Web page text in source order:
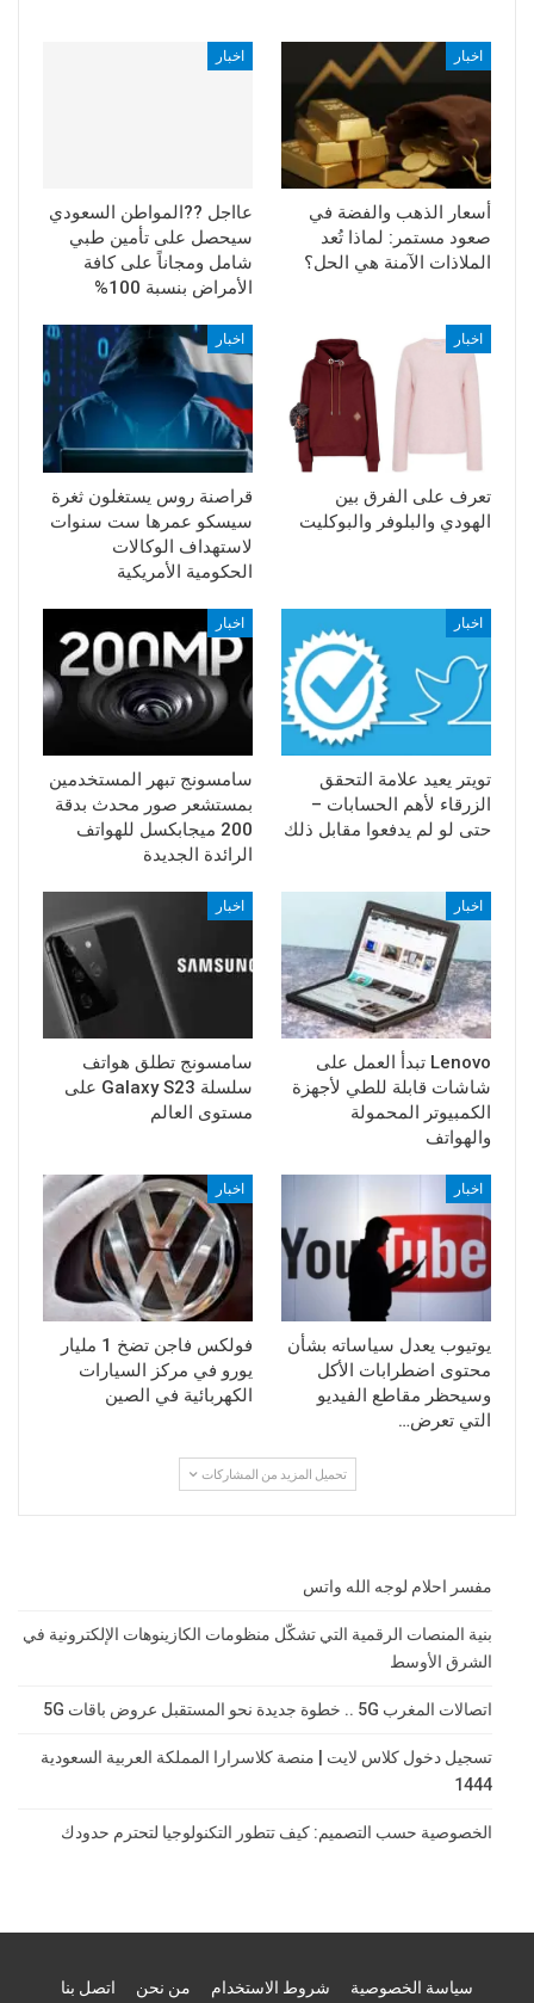
اخبار
أسعار الذهب والفضة في
صعود مستمر: لماذا تُعد
الملاذات الآمنة هي الحل؟
اخبار
عااجل ??المواطن السعودي
سيحصل على تأمين طبي
شامل ومجاناً على كافة
الأمراض بنسبة 100%
اخبار
تعرف على الفرق بين
الهودي والبلوفر والبوكليت
اخبار
قراصنة روس يستغلون ثغرة
سيسكو عمرها ست سنوات
لاستهداف الوكالات
الحكومية الأمريكية
اخبار
تويتر يعيد علامة التحقق
الزرقاء لأهم الحسابات –
حتى لو لم يدفعوا مقابل ذلك
اخبار
سامسونج تبهر المستخدمين
بمستشعر صور محدث بدقة
200 ميجابكسل للهواتف
الرائدة الجديدة
اخبار
Lenovo تبدأ العمل على
شاشات قابلة للطي لأجهزة
الكمبيوتر المحمولة
والهواتف
اخبار
سامسونج تطلق هواتف
سلسلة Galaxy S23 على
مستوى العالم
اخبار
يوتيوب يعدل سياساته بشأن
محتوى اضطرابات الأكل
وسيحظر مقاطع الفيديو
التي تعرض…
اخبار
فولكس فاجن تضخ 1 مليار
يورو في مركز السيارات
الكهربائية في الصين
تحميل المزيد من المشاركات
مفسر احلام لوجه الله واتس
بنية المنصات الرقمية التي تشكّل منظومات الكازينوهات الإلكترونية في
الشرق الأوسط
اتصالات المغرب 5G .. خطوة جديدة نحو المستقبل عروض باقات 5G
تسجيل دخول كلاس لايت | منصة كلاسرارا المملكة العربية السعودية
1444
الخصوصية حسب التصميم: كيف تتطور التكنولوجيا لتحترم حدودك
سياسة الخصوصية شروط الاستخدام من نحن اتصل بنا